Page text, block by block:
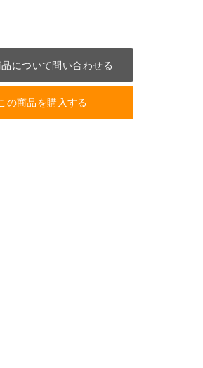
品について問い合わせる
の商品を購入する